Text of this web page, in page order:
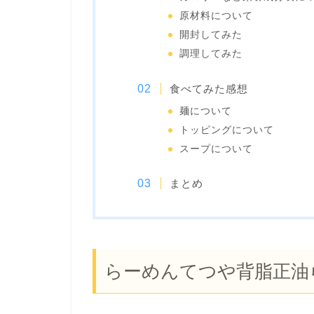
原材料について
開封してみた
調理してみた
食べてみた感想
麺について
トッピングについて
スープについて
まとめ
らーめんてつや背脂正